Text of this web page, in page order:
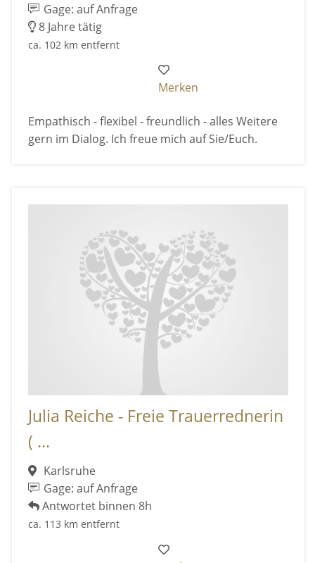
Gage: auf Anfrage
8 Jahre tätig
ca. 102 km entfernt
Merken
Empathisch - flexibel - freundlich - alles Weitere
gern im Dialog. Ich freue mich auf Sie/Euch.
Julia Reiche - Freie Trauerrednerin
( ...
Karlsruhe
Gage: auf Anfrage
Antwortet binnen 8h
ca. 113 km entfernt